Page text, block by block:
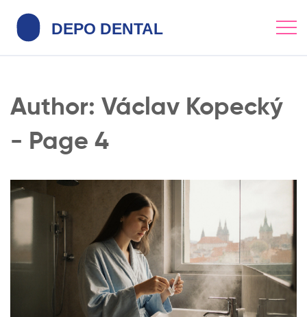
Author: Václav Kopecký
- Page 4